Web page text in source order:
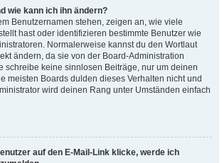
wie kann ich ihn ändern?
Benutzernamen stehen, zeigen an, wie viele
hast oder identifizieren bestimmte Benutzer wie
Normalerweise kannst du den Wortlaut
ändern, da sie von der Board-Administration
schreibe keine sinnlosen Beiträge, nur um deinen
meisten Boards dulden dieses Verhalten nicht und
wird deinen Rang unter Umständen einfach
auf den E-Mail-Link klicke, werde ich